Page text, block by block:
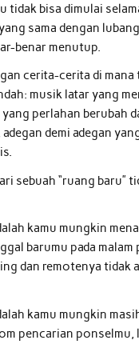
tidak bisa dimulai
sama dengan
benar menutup.
cerita-cerita di
musik latar yang
perlahan berubah
demi adegan
sebuah “ruang baru”
kamu mungkin
barumu pada malam
dan remotenya tidak
kamu mungkin
pencarian ponselmu,